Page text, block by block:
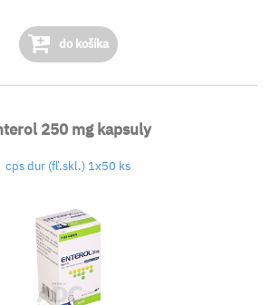
do košíka
250 mg kapsuly
cps dur (fľ.skl.) 1x50 ks